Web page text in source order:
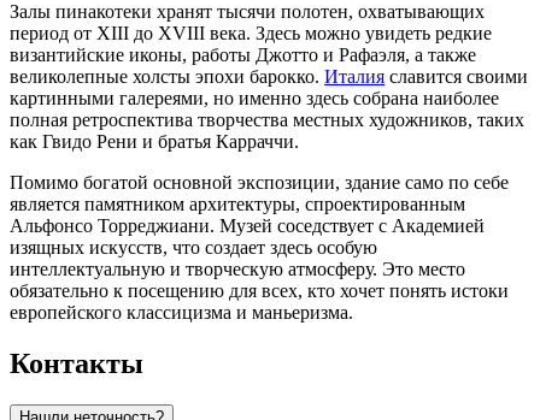
Залы пинакотеки хранят тысячи полотен, охватывающих
период от XIII до XVIII века. Здесь можно увидеть редкие
византийские иконы, работы Джотто и Рафаэля, а также
великолепные холсты эпохи барокко. Италия славится своими
картинными галереями, но именно здесь собрана наиболее
полная ретроспектива творчества местных художников, таких
как Гвидо Рени и братья Карраччи.
Помимо богатой основной экспозиции, здание само по себе
является памятником архитектуры, спроектированным
Альфонсо Торреджиани. Музей соседствует с Академией
изящных искусств, что создает здесь особую
интеллектуальную и творческую атмосферу. Это место
обязательно к посещению для всех, кто хочет понять истоки
европейского классицизма и маньеризма.
Контакты